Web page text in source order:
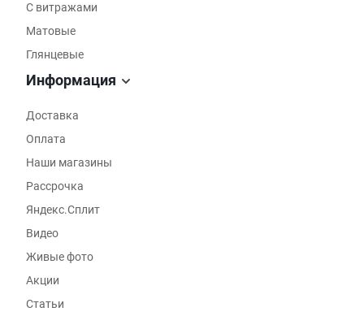
С витражами
Матовые
Глянцевые
Информация
Доставка
Оплата
Наши магазины
Рассрочка
Яндекс.Сплит
Видео
Живые фото
Акции
Статьи